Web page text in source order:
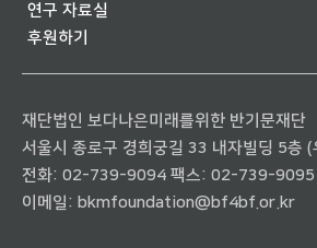
연구 자료실
후원하기
재단법인 보다나은미래를위한 반기문재단
서울시 종로구 경희궁길 33 내자빌딩 5층
전화: 02-739-9094 팩스: 02-739-9095
이메일: bkmfoundation@bf4bf.or.kr